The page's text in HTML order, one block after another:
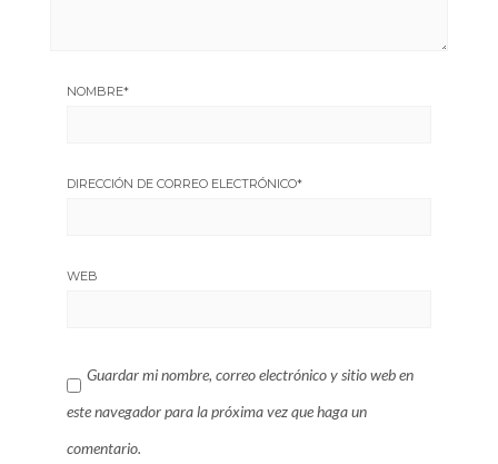
NOMBRE*
DIRECCIÓN DE CORREO ELECTRÓNICO*
WEB
Guardar mi nombre, correo electrónico y sitio web en
este navegador para la próxima vez que haga un
comentario.